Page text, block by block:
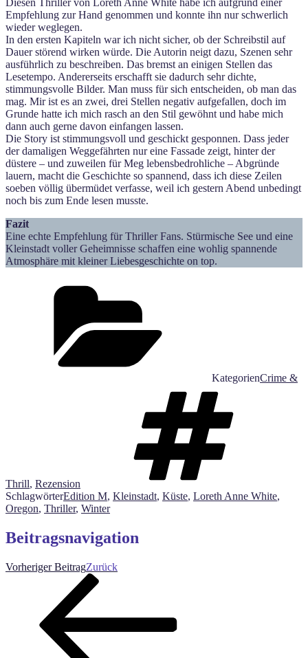
Empfehlung zur Hand genommen und konnte ihn nur schwerlich
wieder weglegen.
In den ersten Kapiteln war ich nicht sicher, ob der Schreibstil auf
Dauer störend wirken würde. Die Autorin neigt dazu, Szenen sehr
ausführlich zu beschreiben. Das bremst an einigen Stellen das
Lesetempo. Andererseits erschafft sie dadurch sehr dichte,
stimmungsvolle Bilder. Man muss für sich entscheiden, ob man das
mag. Mir ist es an zwei, drei Stellen negativ aufgefallen, doch im
Grunde hatte ich mich rasch an den Stil gewöhnt und habe mich
dann auch gerne davon einfangen lassen.
Die Story ist stimmungsvoll und geschickt gesponnen. Dass jeder
der damaligen Weggefährten nur eine Fassade zeigt, hinter der
düstere – und zuweilen für Meg lebensbedrohliche – Abgründe
lauern, macht die Geschichte so spannend, dass ich diese Zeilen
soeben völlig übermüdet verfasse, weil ich gestern Abend unbedingt
noch bis zum Ende lesen musste.
Fazit
Eine echte Empfehlung für Thriller Fans. Stürmische See und eine
Kleinstadt voller Geheimnisse schaffen eine wohlig spannende
Atmosphäre mit kleiner Liebesgeschichte on top.
KategorienCrime &
Thrill, Rezension
SchlagwörterEdition M, Kleinstadt, Küste, Loreth Anne White,
Oregon, Thriller, Winter
Beitragsnavigation
Vorheriger BeitragZurück